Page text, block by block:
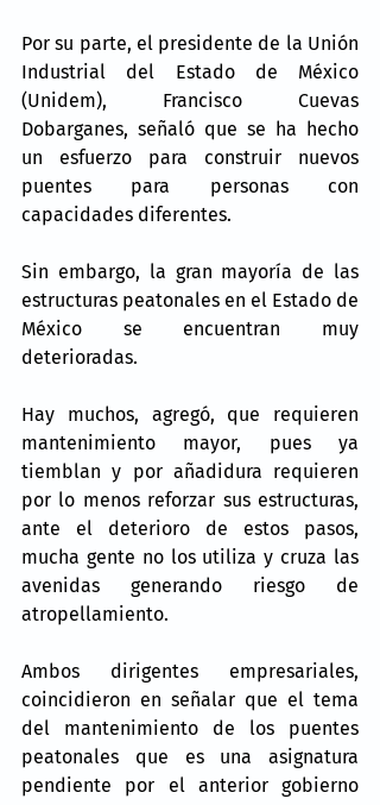
Por su parte, el presidente de la Unión
Industrial del Estado de México
(Unidem), Francisco Cuevas
Dobarganes, señaló que se ha hecho
un esfuerzo para construir nuevos
puentes para personas con
capacidades diferentes.
Sin embargo, la gran mayoría de las
estructuras peatonales en el Estado de
México se encuentran muy
deterioradas.
Hay muchos, agregó, que requieren
mantenimiento mayor, pues ya
tiemblan y por añadidura requieren
por lo menos reforzar sus estructuras,
ante el deterioro de estos pasos,
mucha gente no los utiliza y cruza las
avenidas generando riesgo de
atropellamiento.
Ambos dirigentes empresariales,
coincidieron en señalar que el tema
del mantenimiento de los puentes
peatonales que es una asignatura
pendiente por el anterior gobierno